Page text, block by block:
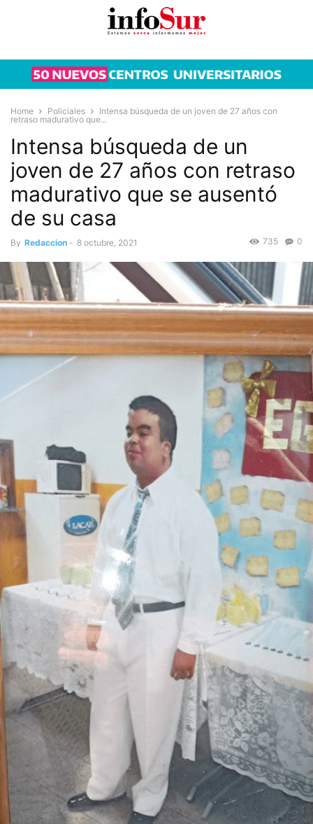
Home Policiales
Intensa búsqueda de un joven de 27 años con
retraso madurativo que...
Intensa búsqueda de un
joven de 27 años con retraso
madurativo que se ausentó
de su casa
By Redaccion - 8 octubre, 2021 0
735